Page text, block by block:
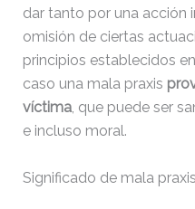
dar tanto por una acción
omisión de ciertas
principios establecidos
caso una mala praxis
víctima, que puede ser
e incluso moral.
Significado de mala praxis